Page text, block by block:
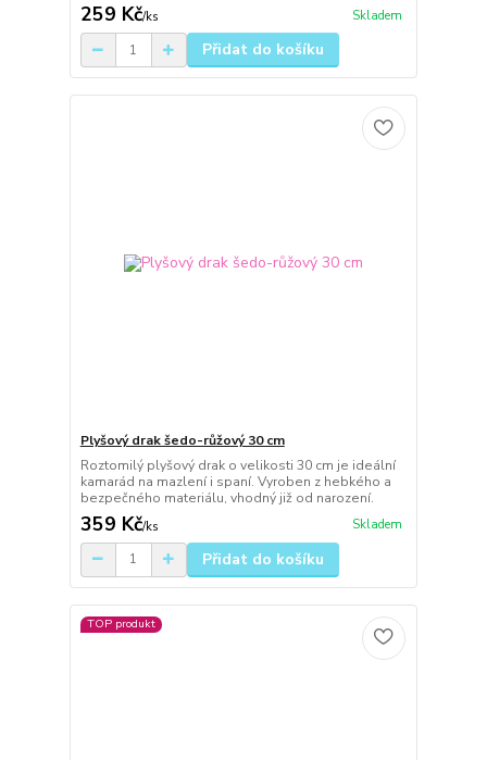
259 Kč/ks Skladem
Přidat do košíku
Plyšový drak šedo-růžový 30 cm
Roztomilý plyšový drak o velikosti 30 cm je ideální
kamarád na mazlení i spaní. Vyroben z hebkého a
bezpečného materiálu, vhodný již od narození.
359 Kč/ks Skladem
Přidat do košíku
TOP produkt